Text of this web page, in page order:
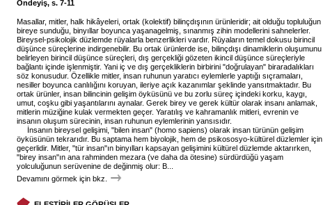
Öndeyiş, s. 7-11
Masallar, mitler, halk hikâyeleri, ortak (kolektif) bilinçdışının ürünleridir; ait olduğu topluluğun
bireye sunduğu, binyıllar boyunca yaşanagelmiş, sınanmış zihin modellerini sahnelerler.
Bireysel-psikolojik düzlemde rüyalarla benzerlikleri vardır. Rüyaların temel dokusu birincil
düşünce süreçlerine indirgenebilir. Bu ortak ürünlerde ise, bilinçdışı dinamiklerin oluşumunu
belirleyen birincil düşünce süreçleri, dış gerçekliği gözeten ikincil düşünce süreçleriyle
bağlantı içinde işlenmiştir. Yani iç ve dış gerçekliklerin birbirini "doğrulayan" biraradalıkları
söz konusudur. Özellikle mitler, insan ruhunun yaratıcı eylemlerle yaptığı sıçramaları,
nesiller boyunca canlılığını koruyan, ileriye açık kazanımlar şeklinde yansıtmaktadır. Bu
ortak ürünler, insan bilincinin gelişim öyküsünü ve bu zorlu süreç içindeki korku, kaygı,
umut, coşku gibi yaşantılarını aynalar. Gerek birey ve gerek kültür olarak insanı anlamak,
mitlerin müziğine kulak vermekten geçer. Yaratılış ve kahramanlık mitleri, evrenin ve
insanın oluşum sürecinin, insan ruhunun eylemlerinin yansısıdır.
İnsanın bireysel gelişimi, "bilen insan" (homo sapiens) olarak insan türünün gelişim
öyküsünün tekrarıdır. Bu saptama hem biyolojik, hem de psikososyo-kültürel düzlemler için
geçerlidir. Mitler, "tür insan"ın binyılları kapsayan gelişimini kültürel düzlemde aktarırken,
"birey insan"ın ana rahminden mezara (ve daha da ötesine) sürdürdüğü yaşam
yolculuğunun serüvenine de değinmiş olur: B...
Devamını görmek için bkz.